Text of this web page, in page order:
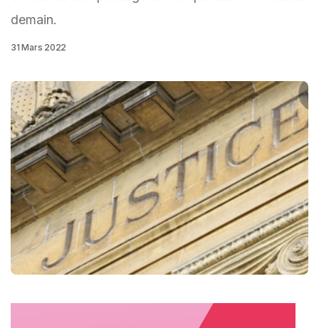
demain.
31 Mars 2022